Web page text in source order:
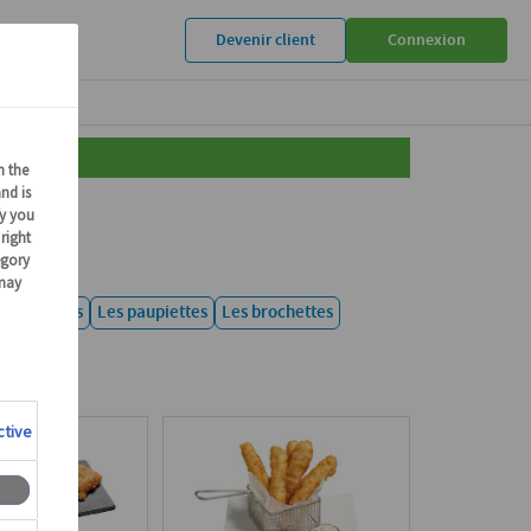
Devenir client Connexion
cuisinés Les paupiettes
Les brochettes